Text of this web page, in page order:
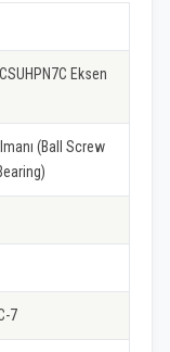
Eksen
(Ball Screw
7